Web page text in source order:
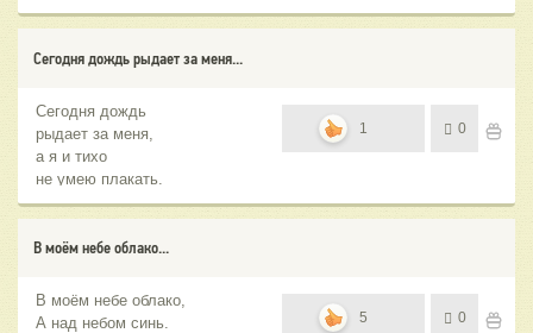
Сегодня дождь рыдает за меня...
Сегодня дождь
рыдает за меня,
а я и тихо
не умею плакать.
1 0
В моём небе облако...
В моём небе облако,
А над небом синь.
5 0